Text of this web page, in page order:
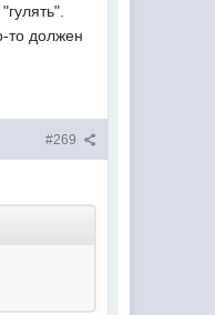
то должен
#269